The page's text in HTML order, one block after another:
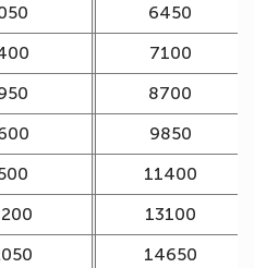
6450
7100
8700
9850
11400
13100
14650